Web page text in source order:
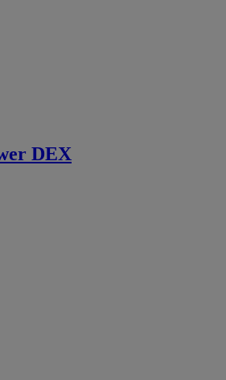
DEX